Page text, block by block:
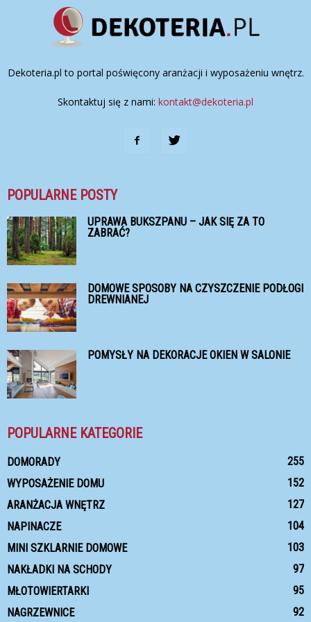
Dekoteria.pl to portal poświęcony aranżacji i wyposażeniu wnętrz.
Skontaktuj się z nami: kontakt@dekoteria.pl
POPULARNE POSTY
UPRAWA BUKSZPANU – JAK SIĘ ZA TO
ZABRAĆ?
DOMOWE SPOSOBY NA CZYSZCZENIE PODŁOGI
DREWNIANEJ
POMYSŁY NA DEKORACJE OKIEN W SALONIE
POPULARNE KATEGORIE
DOMORADY
255
WYPOSAŻENIE DOMU
152
ARANŻACJA WNĘTRZ
127
NAPINACZE
104
MINI SZKLARNIE DOMOWE
103
NAKŁADKI NA SCHODY
97
MŁOTOWIERTARKI
95
NAGRZEWNICE
92